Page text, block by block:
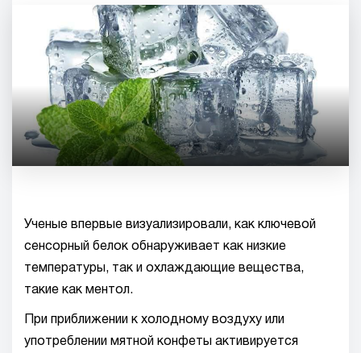
Ученые впервые визуализировали, как ключевой
сенсорный белок обнаруживает как низкие
температуры, так и охлаждающие вещества,
такие как ментол.
При приближении к холодному воздуху или
употреблении мятной конфеты активируется